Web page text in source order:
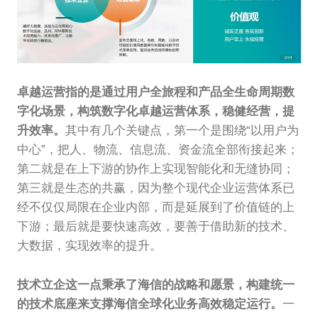
卓越运营指的是通过用户全旅程和产品全生命周期数
字化场景，构筑数字化卓越运营体系，稳健经营，提
升效率。 其中有几个关键点，第一个是围绕“以用户为
中心”，把人、物流、信息流、资金流全部衔接起来；
第二就是在上下游的协作上实现智能化和无缝协同；
第三就是生态的共赢，因为整个现代企业运营体系已
经不仅仅局限在企业内部，而是延展到了价值链的上
下游；最后就是要快速高效，要善于借助新的技术、
大数据，实现效率的提升。
技术立企这一点秉承了海信的战略和愿景，构建统一
的技术底座来支撑海信全球化业务高效稳定运行。 一